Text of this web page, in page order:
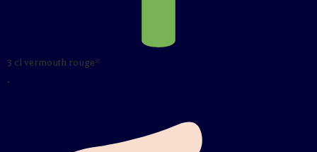
3 cl vermouth rouge*
.